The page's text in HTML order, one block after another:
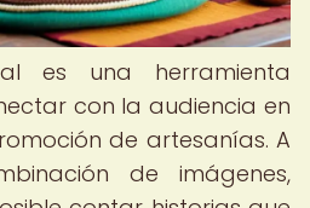
es una herramienta
con la audiencia en
de artesanías. A
de imágenes,